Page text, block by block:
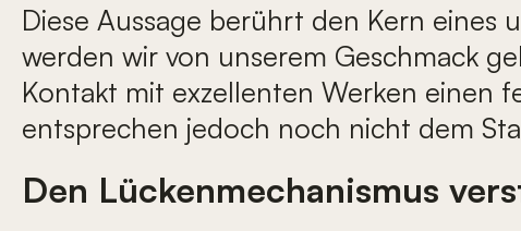
Diese Aussage berührt den Kern eines
werden wir von unserem Geschmack
Kontakt mit exzellenten Werken einen
entsprechen jedoch noch nicht dem
Den Lückenmechanismus